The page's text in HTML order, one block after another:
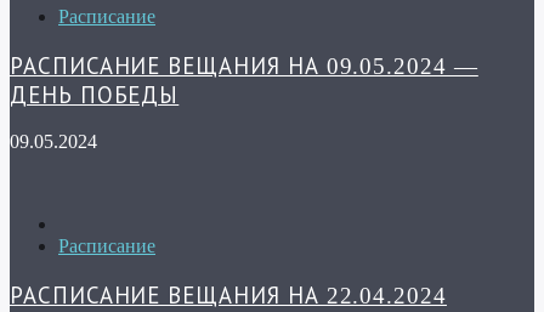
Расписание
РАСПИСАНИЕ ВЕЩАНИЯ НА 09.05.2024 —
ДЕНЬ ПОБЕДЫ
09.05.2024
Расписание
РАСПИСАНИЕ ВЕЩАНИЯ НА 22.04.2024